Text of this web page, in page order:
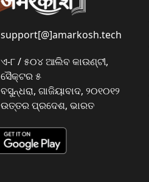
support[@]amarkosh.tech
ଏ-୮ / ୫୦୪ ଆଲିବ କାଉଣ୍ଟୀ,
ସୈକ୍ଟର ୫
ବସୁନ୍ଧରା, ଗାଜିୟାବାଦ, ୨୦୧୦୧୨
ଉତ୍ତର ପ୍ରଦେଶ, ଭାରତ